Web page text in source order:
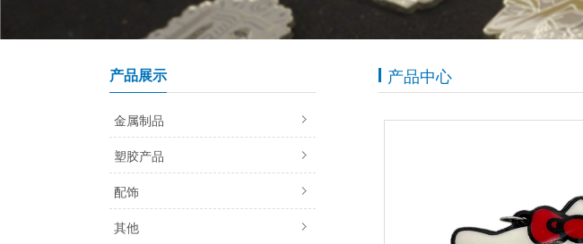
产品展示
金属制品
塑胶产品
配饰
其他
产品中心